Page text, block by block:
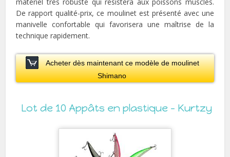
matériel très robuste qui résistera aux poissons musclés.
De rapport qualité-prix, ce moulinet est présenté avec une
manivelle confortable qui favorisera une maîtrise de la
technique rapidement.
Acheter dès maintenant ce modèle de moulinet
Shimano
Lot de 10 Appâts en plastique – Kurtzy